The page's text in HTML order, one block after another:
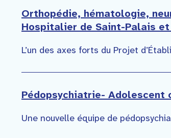
Orthopédie, hématologie,
Hospitalier de Saint-Palais
L’un des axes forts du Projet
Pédopsychiatrie- Adolescent
Une nouvelle équipe de